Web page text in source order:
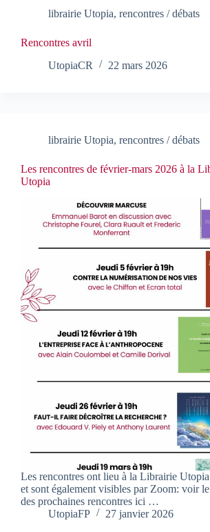
librairie Utopia, rencontres / débats
Rencontres avril
UtopiaCR
22 mars 2026
librairie Utopia, rencontres / débats
Les rencontres de février-mars 2026 à la
Utopia
Les rencontres ont lieu à la Librairie
et sont également visibles par Zoom: voir
des prochaines rencontres ici …
UtopiaFP
27 janvier 2026